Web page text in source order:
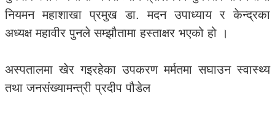
नियमन महाशाखा प्रमुख डा. मदन उपाध्याय र केन्द्रका
अध्यक्ष महावीर पुनले सम्झौतामा हस्ताक्षर भएको हो ।
अस्पतालमा खेर गइरहेका उपकरण मर्मतमा सघाउन स्वास्थ्य
तथा जनसंख्यामन्त्री प्रदीप पौडेल